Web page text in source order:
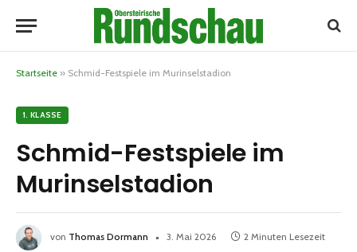
Startseite » Schmid-Festspiele im Murinselstadion
1. KLASSE
Schmid-Festspiele im
Murinselstadion
von Thomas Dormann 3. Mai 2026 2 Minuten Lesezeit